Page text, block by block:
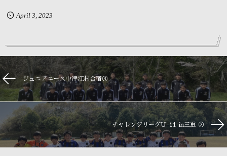
April 3, 2023
ジュニアユース中津江村合宿③
チャレンジリーグU-11 in三重 ②